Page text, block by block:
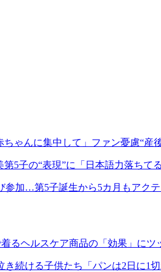
ゃんに集中して」ファン憂慮“産
5子の“表現”に「日本語力落ちて
参加…第5子誕生から5カ月もアク
るヘルスケア商品の「効果」にツ
き続ける子供たち「パンは2日に1